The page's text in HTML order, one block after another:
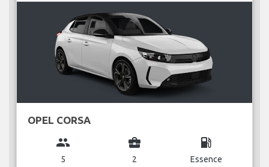
OPEL CORSA
group
5
business_center
2
local_gas_station
Essence